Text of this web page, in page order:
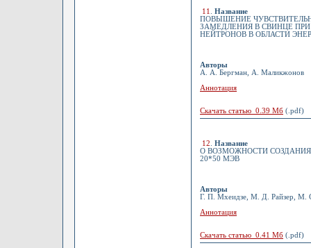
11
Название
ПОВЫШЕНИЕ
ЗАМЕДЛЕНИЯ В СВИНЦЕ
НЕЙТРОНОВ В ОБЛАСТИ
Авторы
А. А. Бергман, А. Маликжонов
Аннотация
Скачать статью 0.39 Мб (.pdf)
12
Название
О ВОЗМОЖНОСТИ
20*50 МЭВ
Авторы
Г. П. Мхеидзе, М. Д. Райзер, М.
Аннотация
Скачать статью 0.41 Мб (.pdf)